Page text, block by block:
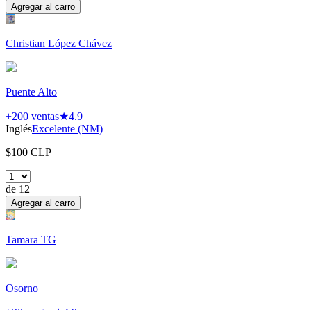
Agregar al carro
Christian López Chávez
Puente Alto
+200 ventas★4.9
InglésExcelente (NM)
$100 CLP
de 12
Agregar al carro
Tamara TG
Osorno